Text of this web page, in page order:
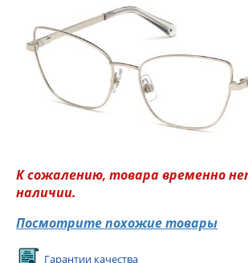
К сожалению, товара временно
наличии.
Посмотрите похожие товары
Гарантии качества